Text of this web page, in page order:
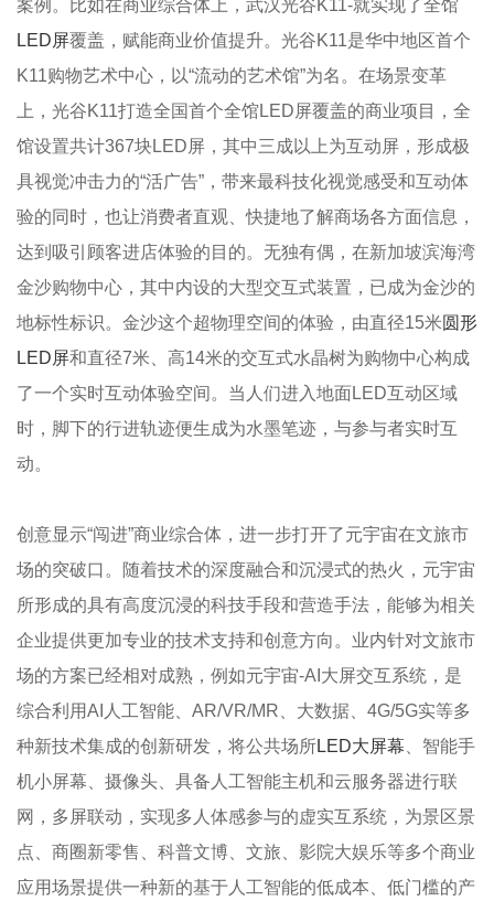
案例。比如在商业综合体上，武汉光谷K11-就实现了全馆
LED屏覆盖，赋能商业价值提升。光谷K11是华中地区首个
K11购物艺术中心，以“流动的艺术馆”为名。在场景变革
上，光谷K11打造全国首个全馆LED屏覆盖的商业项目，全
馆设置共计367块LED屏，其中三成以上为互动屏，形成极
具视觉冲击力的“活广告”，带来最科技化视觉感受和互动体
验的同时，也让消费者直观、快捷地了解商场各方面信息，
达到吸引顾客进店体验的目的。无独有偶，在新加坡滨海湾
金沙购物中心，其中内设的大型交互式装置，已成为金沙的
地标性标识。金沙这个超物理空间的体验，由直径15米圆形
LED屏和直径7米、高14米的交互式水晶树为购物中心构成
了一个实时互动体验空间。当人们进入地面LED互动区域
时，脚下的行进轨迹便生成为水墨笔迹，与参与者实时互
动。
创意显示“闯进”商业综合体，进一步打开了元宇宙在文旅市
场的突破口。随着技术的深度融合和沉浸式的热火，元宇宙
所形成的具有高度沉浸的科技手段和营造手法，能够为相关
企业提供更加专业的技术支持和创意方向。业内针对文旅市
场的方案已经相对成熟，例如元宇宙-AI大屏交互系统，是
综合利用AI人工智能、AR/VR/MR、大数据、4G/5G实等多
种新技术集成的创新研发，将公共场所LED大屏幕 、智能手
机小屏幕、摄像头、具备人工智能主机和云服务器进行联
网，多屏联动，实现多人体感参与的虚实互系统，为景区景
点、商圈新零售、科普文博、文旅、影院大娱乐等多个商业
应用场景提供一种新的基于人工智能的低成本、低门槛的产